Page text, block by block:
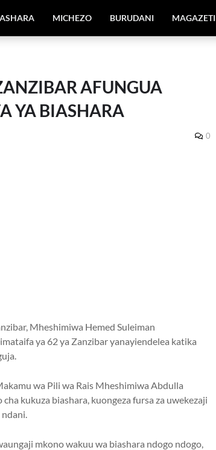
MICHEZO BURUDANI MAGAZETI
AFUNGUA
YA BIASHARA
0
Mheshimiwa Hemed Suleiman
ya 62 ya Zanzibar yanayiendelea katika
wa Pili wa Rais Mheshimiwa Abdulla
kukuza biashara, kuongeza fursa za uwekezaji
ndani.
mkono wakuu wa biashara ndogo ndogo,